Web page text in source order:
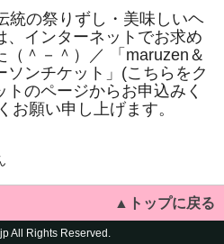
統の祭りずし・美味しいヘ
、インターネットでお求め
（＾－＾）／ 「maruzen＆
ソンチケット」(こちらをク
トのページからお申込みく
お願い申し上げます。
▲トップに戻る
All Rights Reserved.